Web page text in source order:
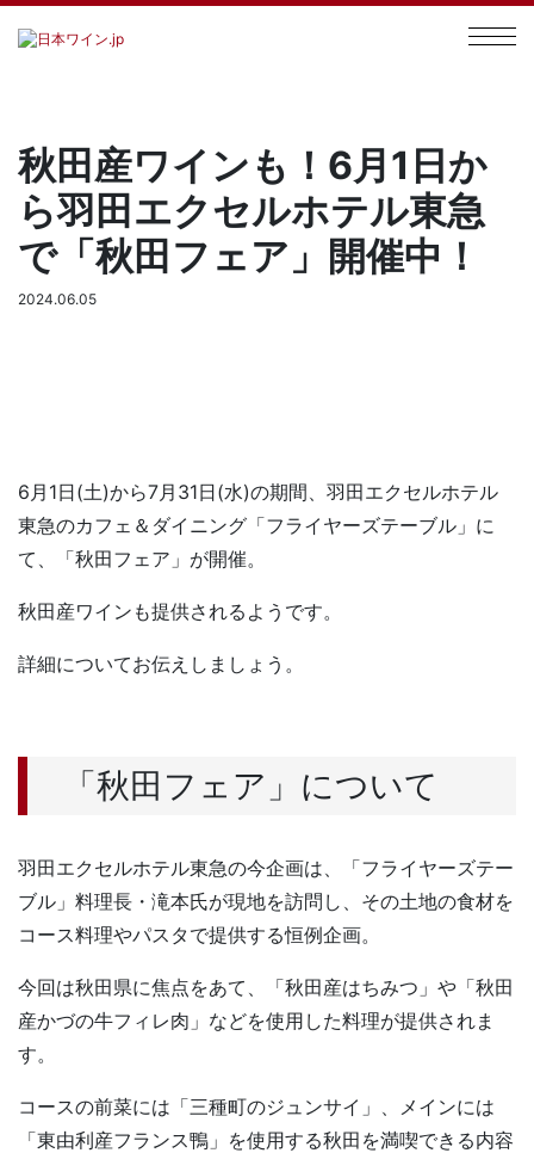
秋田産ワインも！6月1日か
ら羽田エクセルホテル東急
で「秋田フェア」開催中！
2024.06.05
6月1日(土)から7月31日(水)の期間、羽田エクセルホテル
東急のカフェ＆ダイニング「フライヤーズテーブル」に
て、「秋田フェア」が開催。
秋田産ワインも提供されるようです。
詳細についてお伝えしましょう。
「秋田フェア」について
羽田エクセルホテル東急の今企画は、「フライヤーズテー
ブル」料理長・滝本氏が現地を訪問し、その土地の食材を
コース料理やパスタで提供する恒例企画。
今回は秋田県に焦点をあて、「秋田産はちみつ」や「秋田
産かづの牛フィレ肉」などを使用した料理が提供されま
す。
コースの前菜には「三種町のジュンサイ」、メインには
「東由利産フランス鴨」を使用する秋田を満喫できる内容